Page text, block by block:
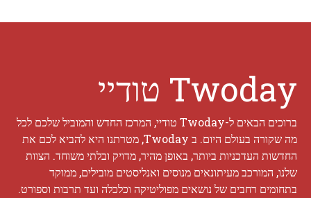
Twoday טודיי
ברוכים הבאים ל-Twoday טודיי, המרכז החדש והמוביל שלכם לכל
מה שקורה בעולם היום. ב Twoday, מטרתנו היא להביא לכם את
החדשות העדכניות ביותר, באופן מהיר, מדויק ובלתי משוחד. הצוות
שלנו, המורכב מעיתונאים מנוסים ואנליסטים מובילים, ממוקד
בתחומים רחבים של נושאים מפוליטיקה וכלכלה ועד תרבות וספורט.